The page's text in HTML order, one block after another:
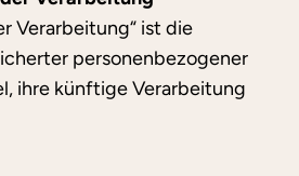
Verarbeitung“ ist die
personenbezogener
ihre künftige Verarbeitung